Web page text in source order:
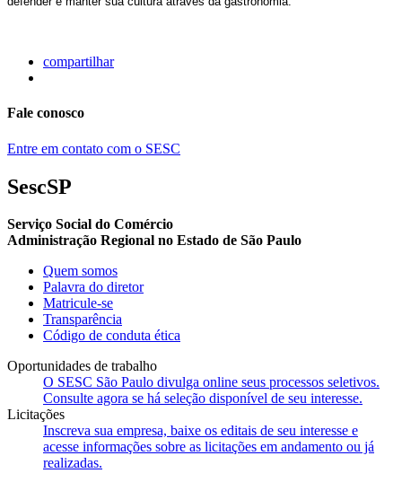
compartilhar
Fale conosco
Entre em contato com o SESC
SescSP
Serviço Social do Comércio
Administração Regional no Estado de São Paulo
Quem somos
Palavra do diretor
Matricule-se
Transparência
Código de conduta ética
Oportunidades de trabalho
O SESC São Paulo divulga online seus processos seletivos.
Consulte agora se há seleção disponível de seu interesse.
Licitações
Inscreva sua empresa, baixe os editais de seu interesse e
acesse informações sobre as licitações em andamento ou já
realizadas.